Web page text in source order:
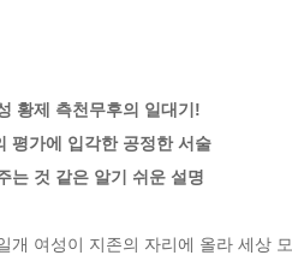
황제 측천무후의 일대기!
평가에 입각한 공정한 서술
는 것 같은 알기 쉬운 설명
개 여성이 지존의 자리에 올라 세상